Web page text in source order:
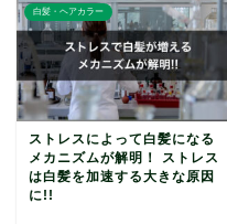
白髪・ヘアカラー
ストレスによって白髪になる
メカニズムが解明！ ストレス
は白髪を加速する大きな原因
に!!